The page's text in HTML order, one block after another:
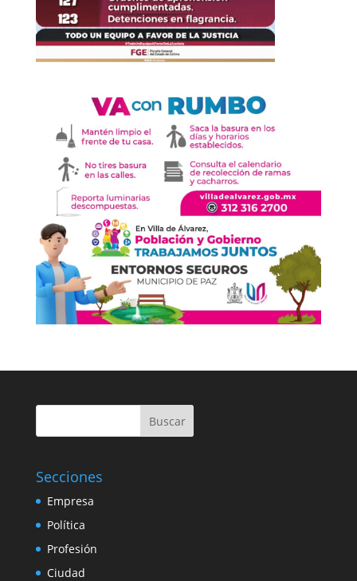
Buscar
Secciones
Empresa
Política
Profesión
Ciudad